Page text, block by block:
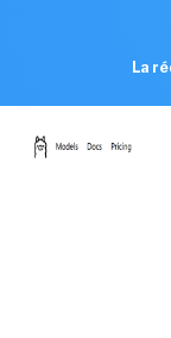
La